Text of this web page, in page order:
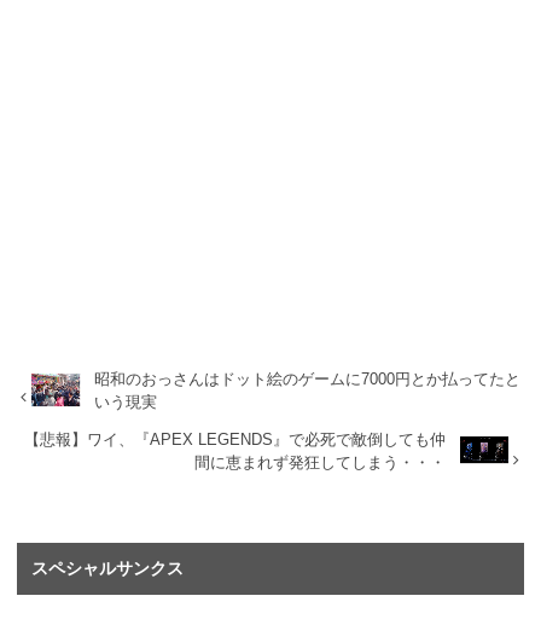
昭和のおっさんはドット絵のゲームに7000円とか払ってたと
いう現実
【悲報】ワイ、『APEX LEGENDS』で必死で敵倒しても仲
間に恵まれず発狂してしまう・・・
スペシャルサンクス